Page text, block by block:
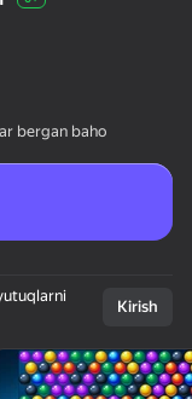
bergan baho
Kirish